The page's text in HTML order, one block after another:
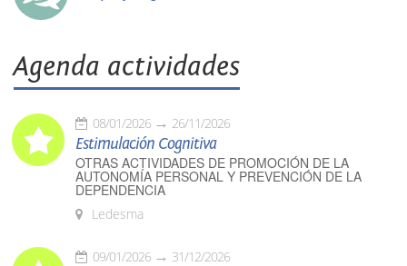
Agenda actividades
08/01/2026 26/11/2026
Estimulación Cognitiva
OTRAS ACTIVIDADES DE PROMOCIÓN DE LA
AUTONOMÍA PERSONAL Y PREVENCIÓN DE LA
DEPENDENCIA
Ledesma
09/01/2026 31/12/2026